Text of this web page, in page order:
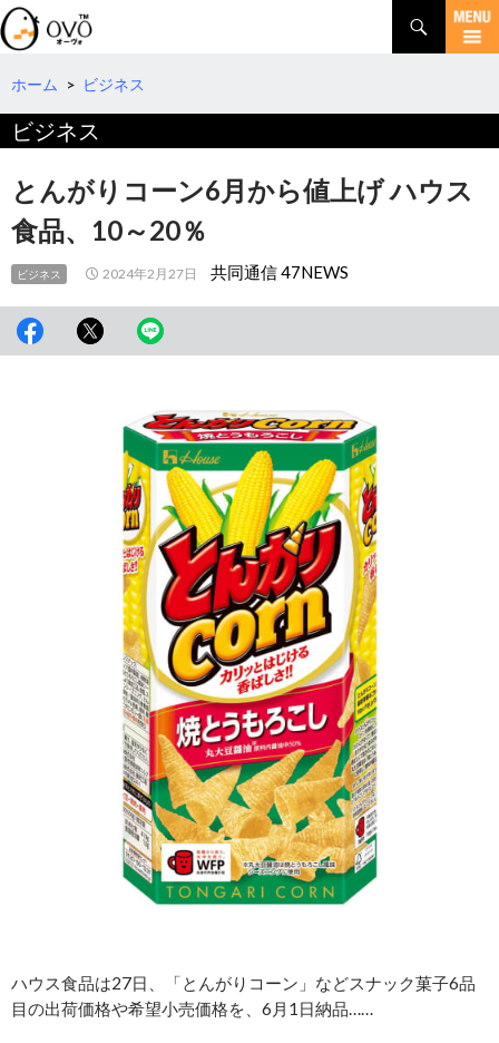
検
索
コ
テ
へ
ホーム > ビジネス
ビジネス
とんがりコーン6月から値上げ ハウス
食品、10～20％
ビジネス 2024年2月27日 共同通信 47NEWS
ハウス食品は27日、「とんがりコーン」などスナック菓子6品
目の出荷価格や希望小売価格を、6月1日納品……